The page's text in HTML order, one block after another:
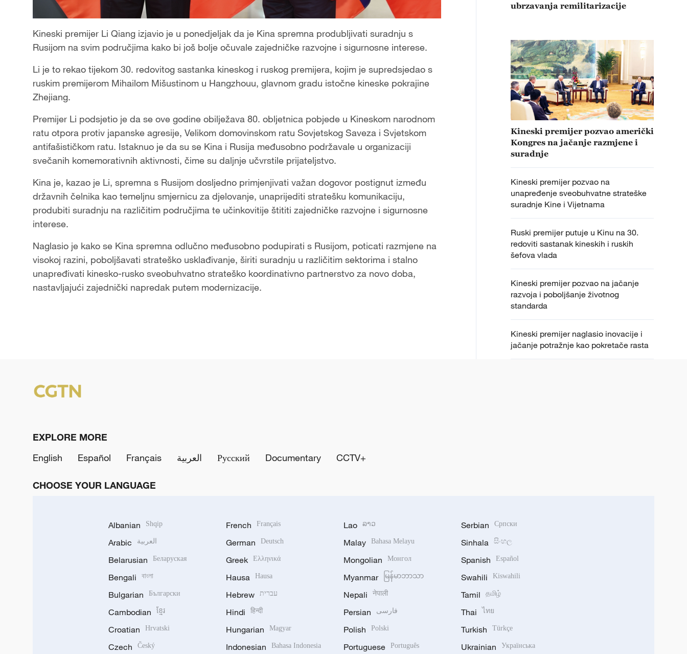
Kineski premijer Li Qiang izjavio je u ponedjeljak da je Kina spremna produbljivati suradnju s
Rusijom na svim područjima kako bi još bolje očuvale zajedničke razvojne i sigurnosne interese.
Li je to rekao tijekom 30. redovitog sastanka kineskog i ruskog premijera, kojim je supredsjedao s
ruskim premijerom Mihailom Mišustinom u Hangzhouu, glavnom gradu istočne kineske pokrajine
Zhejiang.
Premijer Li podsjetio je da se ove godine obilježava 80. obljetnica pobjede u Kineskom narodnom
ratu otpora protiv japanske agresije, Velikom domovinskom ratu Sovjetskog Saveza i Svjetskom
antifašističkom ratu. Istaknuo je da su se Kina i Rusija međusobno podržavale u organizaciji
svečanih komemorativnih aktivnosti, čime su daljnje učvrstile prijateljstvo.
Kina je, kazao je Li, spremna s Rusijom dosljedno primjenjivati važan dogovor postignut između
državnih čelnika kao temeljnu smjernicu za djelovanje, unaprijediti stratešku komunikaciju,
produbiti suradnju na različitim područjima te učinkovitije štititi zajedničke razvojne i sigurnosne
interese.
Naglasio je kako se Kina spremna odlučno međusobno podupirati s Rusijom, poticati razmjene na
visokoj razini, poboljšavati strateško usklađivanje, širiti suradnju u različitim sektorima i stalno
unapređivati kinesko-rusko sveobuhvatno strateško koordinativno partnerstvo za novo doba,
nastavljajući zajednički napredak putem modernizacije.
ubrzavanja remilitarizacije
Kineski premijer pozvao američki
Kongres na jačanje razmjene i
suradnje
Kineski premijer pozvao na
unapređenje sveobuhvatne strateške
suradnje Kine i Vijetnama
Ruski premijer putuje u Kinu na 30.
redoviti sastanak kineskih i ruskih
šefova vlada
Kineski premijer pozvao na jačanje
razvoja i poboljšanje životnog
standarda
Kineski premijer naglasio inovacije i
jačanje potražnje kao pokretače rasta
EXPLORE MORE
English
Español Français العربية Русский Documentary CCTV+
CHOOSE YOUR LANGUAGE
Albanian Shqip
Arabic العربية
Belarusian Беларуская
Bengali বাংলা
Bulgarian Български
Cambodian ខ្មែរ
Croatian Hrvatski
Czech Český
French Français
German Deutsch
Greek Ελληνικά
Hausa Hausa
Hebrew עברית
Hindi हिन्दी
Hungarian Magyar
Indonesian Bahasa Indonesia
Lao ລາວ
Malay Bahasa Melayu
Mongolian Монгол
Myanmar မြန်မာဘာသာ
Nepali नेपाली
Persian فارسی
Polish Polski
Portuguese Português
Serbian Српски
Sinhala සිංහල
Spanish Español
Swahili Kiswahili
Tamil தமிழ்
Thai ไทย
Turkish Türkçe
Ukrainian Українська